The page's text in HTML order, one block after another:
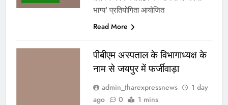
भाग्य’ प्रतियोगिता आयोजित
Read More
पीबीएम अस्पताल के विभागाध्यक्ष के
नाम से जयपुर में फर्जीवाड़ा
admin_tharexpressnews
1 day
ago
0 1 mins